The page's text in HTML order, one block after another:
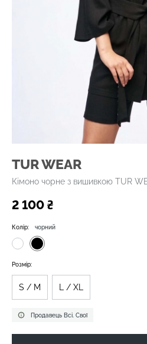
TUR WEAR
Кімоно чорне з вишивкою TUR
2 100 ₴
Продавець Всі. Свої
Колір: чорний
Розмір:
S / M L / XL